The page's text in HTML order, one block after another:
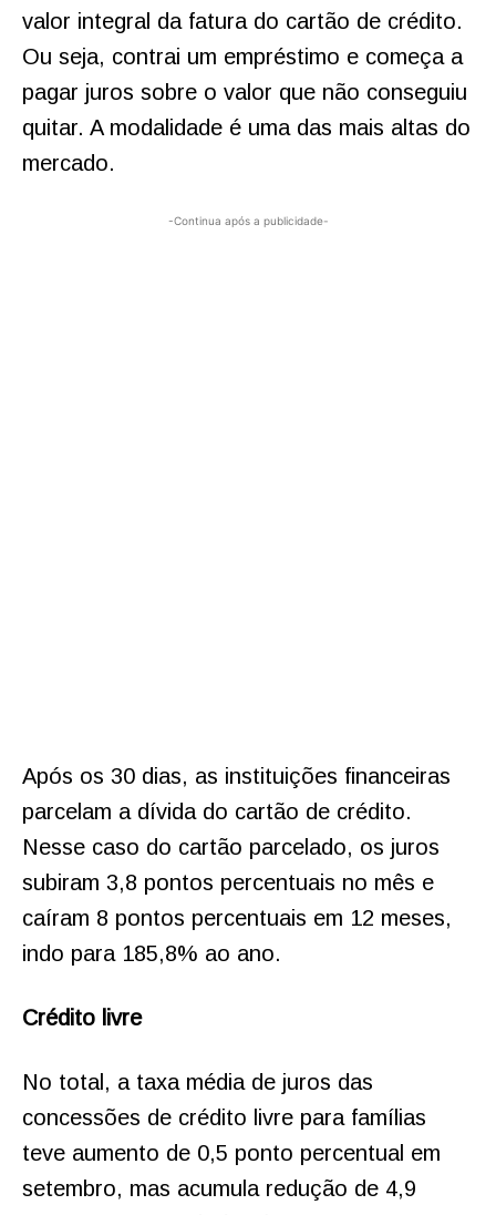
valor integral da fatura do cartão de crédito.
Ou seja, contrai um empréstimo e começa a
pagar juros sobre o valor que não conseguiu
quitar. A modalidade é uma das mais altas do
mercado.
-Continua após a publicidade-
Após os 30 dias, as instituições financeiras
parcelam a dívida do cartão de crédito.
Nesse caso do cartão parcelado, os juros
subiram 3,8 pontos percentuais no mês e
caíram 8 pontos percentuais em 12 meses,
indo para 185,8% ao ano.
Crédito livre
No total, a taxa média de juros das
concessões de crédito livre para famílias
teve aumento de 0,5 ponto percentual em
setembro, mas acumula redução de 4,9